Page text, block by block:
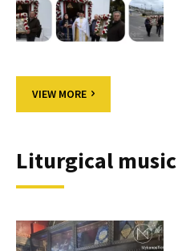
VIEW MORE
Liturgical music